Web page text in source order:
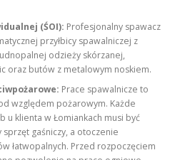
(ŚOI): Profesjonalny spawacz
przyłbicy spawalniczej z
odzieży skórzanej,
oraz butów z metalowym noskiem.
Prace spawalnicze to
względem pożarowym. Każde
u klienta w Łomiankach musi być
gaśniczy, a otoczenie
łatwopalnych. Przed rozpoczęciem